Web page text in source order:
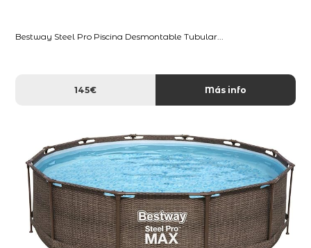
Bestway Steel Pro Piscina Desmontable Tubular...
145€ Más info